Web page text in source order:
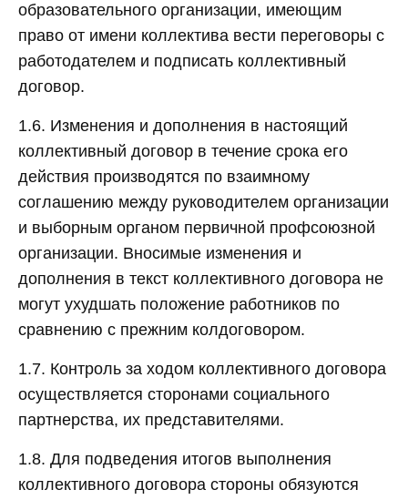
образовательного организации, имеющим
право от имени коллектива вести переговоры с
работодателем и подписать коллективный
договор.
1.6. Изменения и дополнения в настоящий
коллективный договор в течение срока его
действия производятся по взаимному
соглашению между руководителем организации
и выборным органом первичной профсоюзной
организации. Вносимые изменения и
дополнения в текст коллективного договора не
могут ухудшать положение работников по
сравнению с прежним колдоговором.
1.7. Контроль за ходом коллективного договора
осуществляется сторонами социального
партнерства, их представителями.
1.8. Для подведения итогов выполнения
коллективного договора стороны обязуются